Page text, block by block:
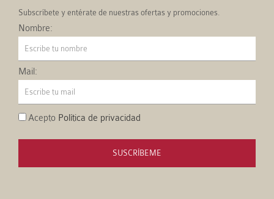
Subscríbete y entérate de nuestras ofertas y promociones.
Nombre:
Mail:
Acepto Política de privacidad
SUSCRÍBEME